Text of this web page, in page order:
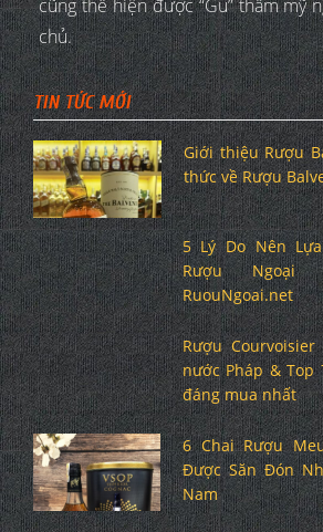
cũng thể hiện được “Gu” thẩm mỹ
chủ.
TIN TỨC MỚI
Giới thiệu Rượu
thức về Rượu
5 Lý Do Nên
Rượu
RuouNgoai.net
Rượu
nước Pháp & Top
đáng mua nhất
6 Chai Rượu
Được Săn Đón
Nam